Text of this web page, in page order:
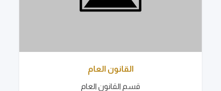
القانون العام
قسم القانون العام